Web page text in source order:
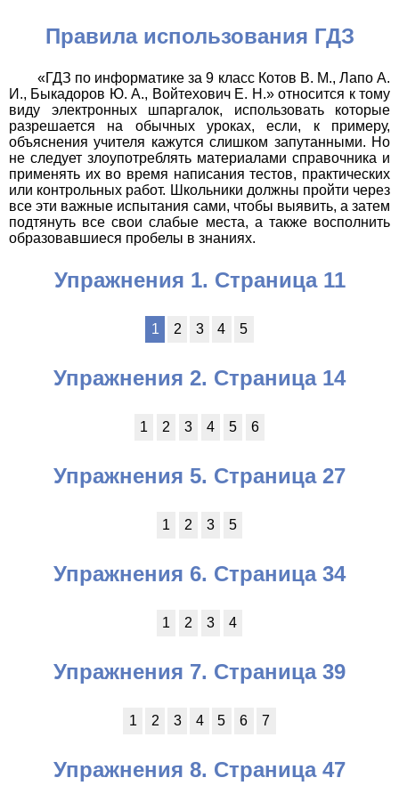
Правила использования ГДЗ
«ГДЗ по информатике за 9 класс Котов В. М., Лапо А.
И., Быкадоров Ю. А., Войтехович Е. Н.» относится к тому
виду электронных шпаргалок, использовать которые
разрешается на обычных уроках, если, к примеру,
объяснения учителя кажутся слишком запутанными. Но
не следует злоупотреблять материалами справочника и
применять их во время написания тестов, практических
или контрольных работ. Школьники должны пройти через
все эти важные испытания сами, чтобы выявить, а затем
подтянуть все свои слабые места, а также восполнить
образовавшиеся пробелы в знаниях.
Упражнения 1. Страница 11
1 2 3 4 5
Упражнения 2. Страница 14
1 2 3 4 5 6
Упражнения 5. Страница 27
1 2 3 5
Упражнения 6. Страница 34
1 2 3 4
Упражнения 7. Страница 39
1 2 3 4 5 6 7
Упражнения 8. Страница 47